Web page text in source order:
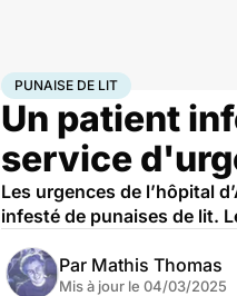
AccueilSantéUrgences
PUNAISE DE LIT
Un patient
service
Les urgences de l’hôpital
infesté de punaises de lit.
Par Mathis Thomas
Mis à jour le 04/03/2025